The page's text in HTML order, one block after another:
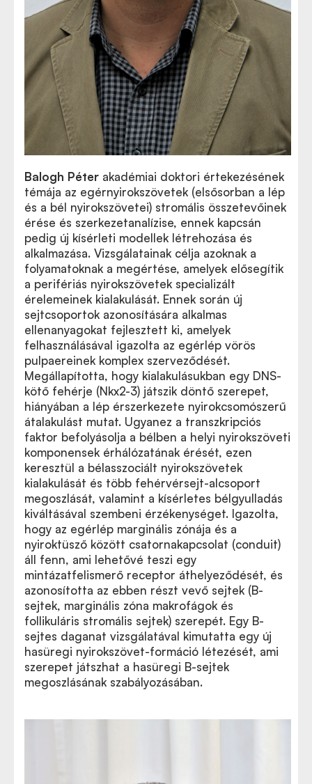
Balogh Péter akadémiai doktori értekezésének
témája az egérnyirokszövetek (elsősorban a lép
és a bél nyirokszövetei) stromális összetevőinek
érése és szerkezetanalízise, ennek kapcsán
pedig új kísérleti modellek létrehozása és
alkalmazása. Vizsgálatainak célja azoknak a
folyamatoknak a megértése, amelyek elősegítik
a perifériás nyirokszövetek specializált
érelemeinek kialakulását. Ennek során új
sejtcsoportok azonosítására alkalmas
ellenanyagokat fejlesztett ki, amelyek
felhasználásával igazolta az egérlép vörös
pulpaereinek komplex szerveződését.
Megállapította, hogy kialakulásukban egy DNS-
kötő fehérje (Nkx2-3) játszik döntő szerepet,
hiányában a lép érszerkezete nyirokcsomószerű
átalakulást mutat. Ugyanez a transzkripciós
faktor befolyásolja a bélben a helyi nyirokszöveti
komponensek érhálózatának érését, ezen
keresztül a bélasszociált nyirokszövetek
kialakulását és több fehérvérsejt-alcsoport
megoszlását, valamint a kísérletes bélgyulladás
kiváltásával szembeni érzékenységet. Igazolta,
hogy az egérlép marginális zónája és a
nyiroktüsző között csatornakapcsolat (conduit)
áll fenn, ami lehetővé teszi egy
mintázatfelismerő receptor áthelyeződését, és
azonosította az ebben részt vevő sejtek (B-
sejtek, marginális zóna makrofágok és
follikuláris stromális sejtek) szerepét. Egy B-
sejtes daganat vizsgálatával kimutatta egy új
hasüregi nyirokszövet-formáció létezését, ami
szerepet játszhat a hasüregi B-sejtek
megoszlásának szabályozásában.